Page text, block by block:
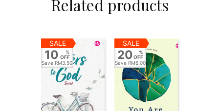
Related products
SALE
10
%
OFF
Save RM3.50
SALE
20
%
OFF
Save RM6.00